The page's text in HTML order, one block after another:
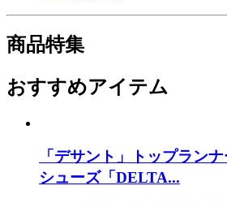
商品特集
おすすめアイテム
「デサント」トップラン
シューズ「DELTA...